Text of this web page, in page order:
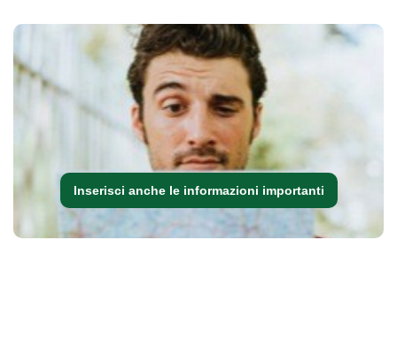
Inserisci anche le informazioni importanti